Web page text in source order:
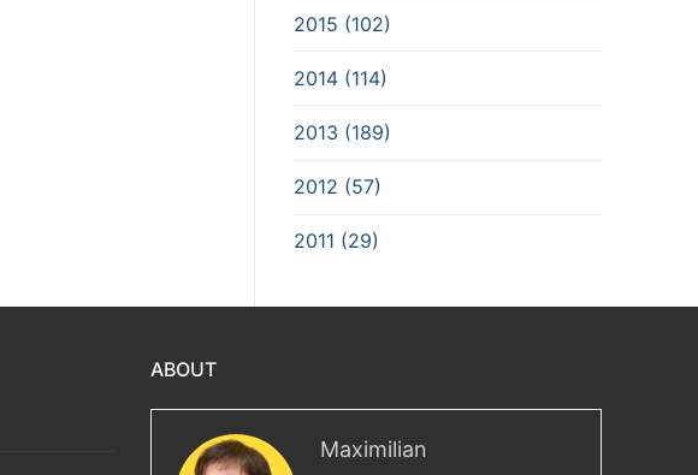
2015 (102)
2014 (114)
2013 (189)
2012 (57)
2011 (29)
ABOUT
Maximilian